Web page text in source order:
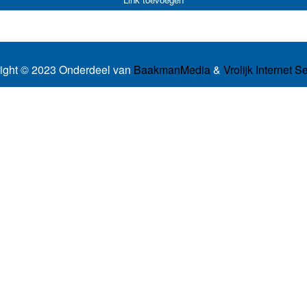
© 2023 Onderdeel van BaakmanMedia& Vrolijk Internet